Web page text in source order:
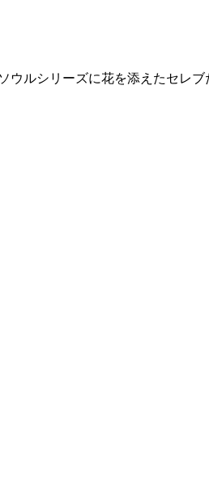
ウルシリーズに花を添えたセレブ